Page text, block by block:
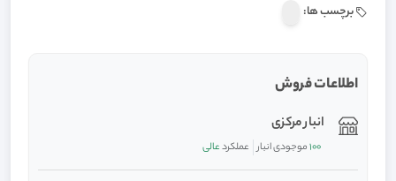
برچسب ها:
اطلاعات فروش
انبار مرکزی
100موجودی انبار عملکردعالی